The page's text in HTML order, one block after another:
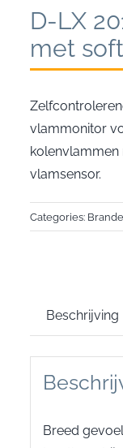
D-LX
met
vlammonitor
kolenvlammen
vlamsensor.
Categories:
Beschrijving
Breed